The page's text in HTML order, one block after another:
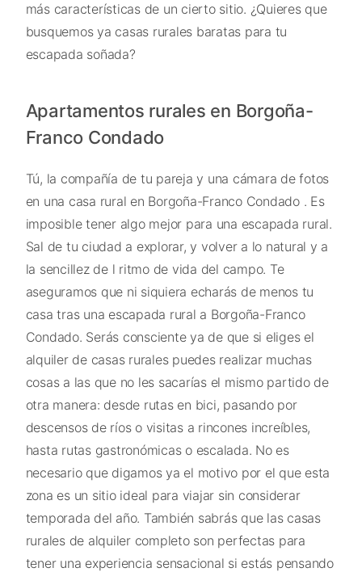
más características de un cierto sitio. ¿Quieres que
busquemos ya casas rurales baratas para tu
escapada soñada?
Apartamentos rurales en Borgoña-
Franco Condado
Tú, la compañía de tu pareja y una cámara de fotos
en una casa rural en Borgoña-Franco Condado . Es
imposible tener algo mejor para una escapada rural.
Sal de tu ciudad a explorar, y volver a lo natural y a
la sencillez de l ritmo de vida del campo. Te
aseguramos que ni siquiera echarás de menos tu
casa tras una escapada rural a Borgoña-Franco
Condado. Serás consciente ya de que si eliges el
alquiler de casas rurales puedes realizar muchas
cosas a las que no les sacarías el mismo partido de
otra manera: desde rutas en bici, pasando por
descensos de ríos o visitas a rincones increíbles,
hasta rutas gastronómicas o escalada. No es
necesario que digamos ya el motivo por el que esta
zona es un sitio ideal para viajar sin considerar
temporada del año. También sabrás que las casas
rurales de alquiler completo son perfectas para
tener una experiencia sensacional si estás pensando